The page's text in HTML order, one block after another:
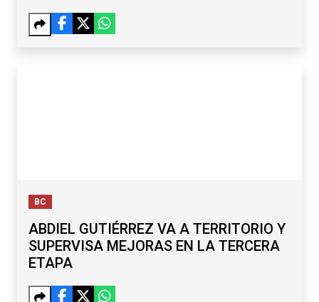
BC
ABDIEL GUTIÉRREZ VA A TERRITORIO Y
SUPERVISA MEJORAS EN LA TERCERA
ETAPA